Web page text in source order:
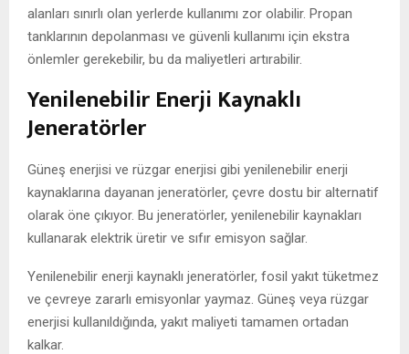
alanları sınırlı olan yerlerde kullanımı zor olabilir. Propan
tanklarının depolanması ve güvenli kullanımı için ekstra
önlemler gerekebilir, bu da maliyetleri artırabilir.
Yenilenebilir Enerji Kaynaklı
Jeneratörler
Güneş enerjisi ve rüzgar enerjisi gibi yenilenebilir enerji
kaynaklarına dayanan jeneratörler, çevre dostu bir alternatif
olarak öne çıkıyor. Bu jeneratörler, yenilenebilir kaynakları
kullanarak elektrik üretir ve sıfır emisyon sağlar.
Yenilenebilir enerji kaynaklı jeneratörler, fosil yakıt tüketmez
ve çevreye zararlı emisyonlar yaymaz. Güneş veya rüzgar
enerjisi kullanıldığında, yakıt maliyeti tamamen ortadan
kalkar.